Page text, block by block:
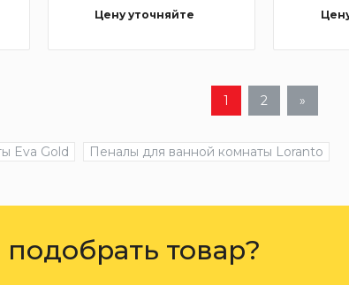
Цену уточняйте
1 2 »
Eva Gold Пеналы для ванной комнаты Loranto
товар?